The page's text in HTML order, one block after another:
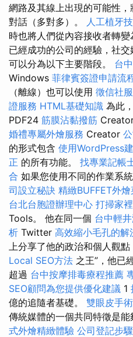
網路及其線上出現的可能性
對話（多對多）。 人工植牙
時也將人們從內容接收者轉
已經成功的公司的經驗，社
可以分為以下主要階段。 台
Windows 菲律賓簽證申請流
（離線）也可以使用 徵信社
證服務 HTML基礎知識 為此
PDF24 筋膜沾黏撥筋
婚禮專屬外燴服務 Creator
的形式包含 使用WordPress
正 的所有功能。 找專業記帳
合 如果您使用不同的作業系
司設立秘訣 精緻BUFFET外
台北台胞證辦理中心 打掃家
Tools。 他在同一個 台中輕
析 Twitter 高效縮小毛孔的解
上分享了他的政治和個人觀點
Local SEO方法 之王”，他已
超過 台中按摩排毒療程推薦
SEO顧問為您提供優化建議 1
億的追隨者基礎。 雙眼皮手
傳統媒體的一個共同特徵是能
式外燴精緻體驗 公司登記步